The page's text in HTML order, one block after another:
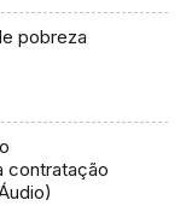
pobreza
contratação